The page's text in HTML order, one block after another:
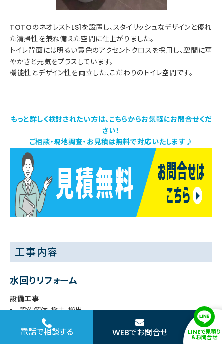
TOTOのネオレストLS1を設置し、スタイリッシュなデザインと優れ
た清掃性を兼ね備えた空間に仕上がりました。
トイレ背面には明るい黄色のアクセントクロスを採用し、空間に華
やかさと元気をプラスしています。
機能性とデザイン性を両立した、こだわりのトイレ空間です。
もっと詳しく検討されたい方は、こちらからお気軽にお問合せくだ
さい！
ご相談・現地調査・お見積は無料で対応いたします♪
工事内容
水回りリフォーム
設備工事
設備解体、撤去、搬出
給水、排水接続工事
電気、ダクト工事
電話で相談する WEBでお問合せ LINEで見積り
＆お問合せ